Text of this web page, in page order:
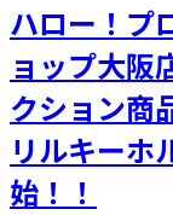
ハロー！プ
ョップ大阪
クション商
リルキーホ
始！！